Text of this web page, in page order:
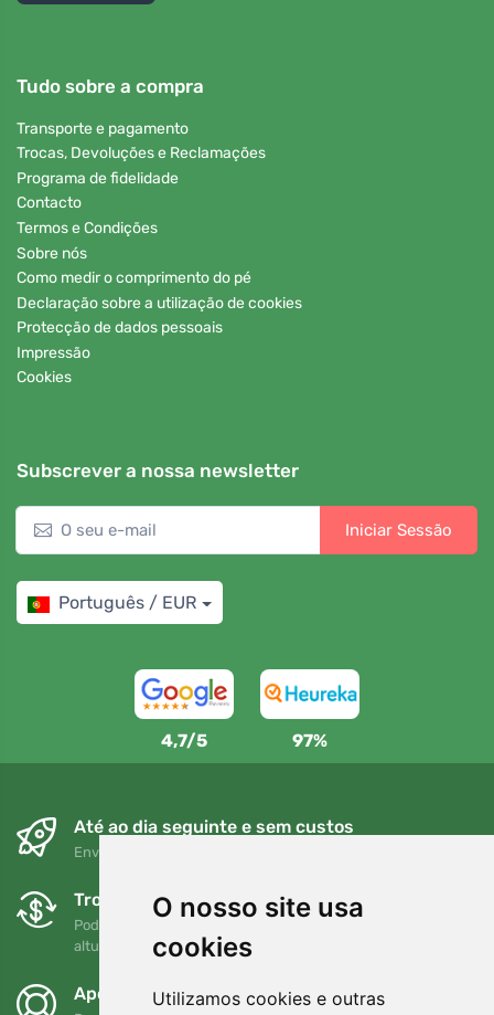
O nosso site usa
cookies
Utilizamos cookies e outras
Tudo sobre a compra
Transporte e pagamento
Trocas, Devoluções e Reclamações
Programa de fidelidade
Contacto
Termos e Condições
Sobre nós
Como medir o comprimento do pé
Declaração sobre a utilização de cookies
Protecção de dados pessoais
Impressão
Cookies
Subscrever a nossa newsletter
Iniciar Sessão
Português / EUR
4,7/5 97%
Até ao dia seguinte e sem custos
Envio gratuito para encomendas superiores a 80 EUR
Trocas e devoluções gratuitas
Pode devolver ou trocar a sua encomenda em qualquer
altura no prazo de 90 dias
Apoiamos a Trees.org